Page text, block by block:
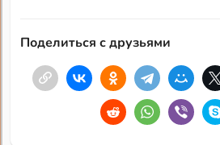
Поделиться с друзьями